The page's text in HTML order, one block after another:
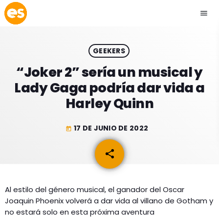
menu
play_arrow EMISIÓN LA PAZ
play_arrow EMISIÓN COCHABAMBA
ACTUALIDAD
ESPECTÁCULOS
PROGRAMACIÓN
GEEKERS
“Joker 2” sería un musical y
Lady Gaga podría dar vida a
Harley Quinn
today 17 DE JUNIO DE 2022
share
email
Al estilo del género musical, el ganador del Oscar
Joaquin Phoenix volverá a dar vida al villano de Gotham y
no estará solo en esta próxima aventura